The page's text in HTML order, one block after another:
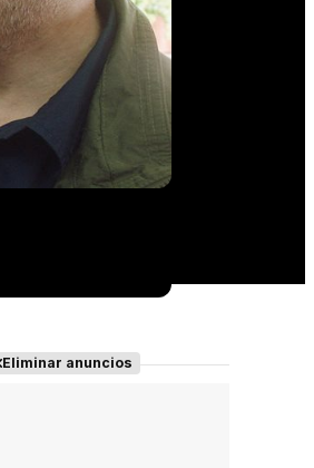
Eliminar anuncios